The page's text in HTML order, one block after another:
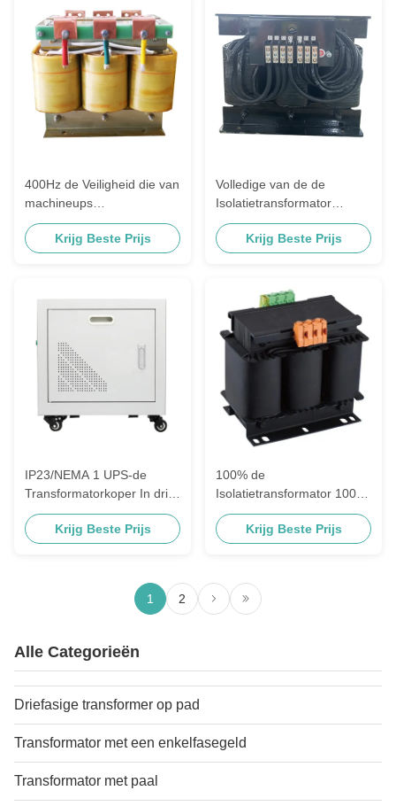
400Hz de Veiligheid die van
machineups
Transformator200v
Dy11/Yd11 Koper isoleert
Krijg Beste Prijs
Volledige van de de
Isolatietransformator
50/60Hz 100% van UPS
van de Ladingsverrichting
Krijg Beste Prijs
IP23/NEMA 1 UPS-de
Transformatorkoper In drie
stadia van de
Machtsisolatie
Krijg Beste Prijs
100% de
Isolatietransformator 100VA
van UPS van de
koperdraad aan 5000KVA
Krijg Beste Prijs
1 2
Alle Categorieën
Driefasige transformer op pad
Transformator met een enkelfasegeld
Transformator met paal